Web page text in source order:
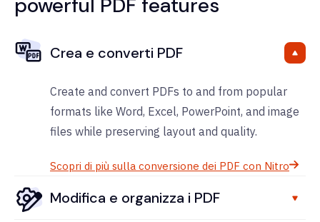
powerful PDF features
Crea e converti PDF
Create and convert PDFs to and from popular
formats like Word, Excel, PowerPoint, and image
files while preserving layout and quality.
Scopri di più sulla conversione dei PDF con Nitro
Modifica e organizza i PDF